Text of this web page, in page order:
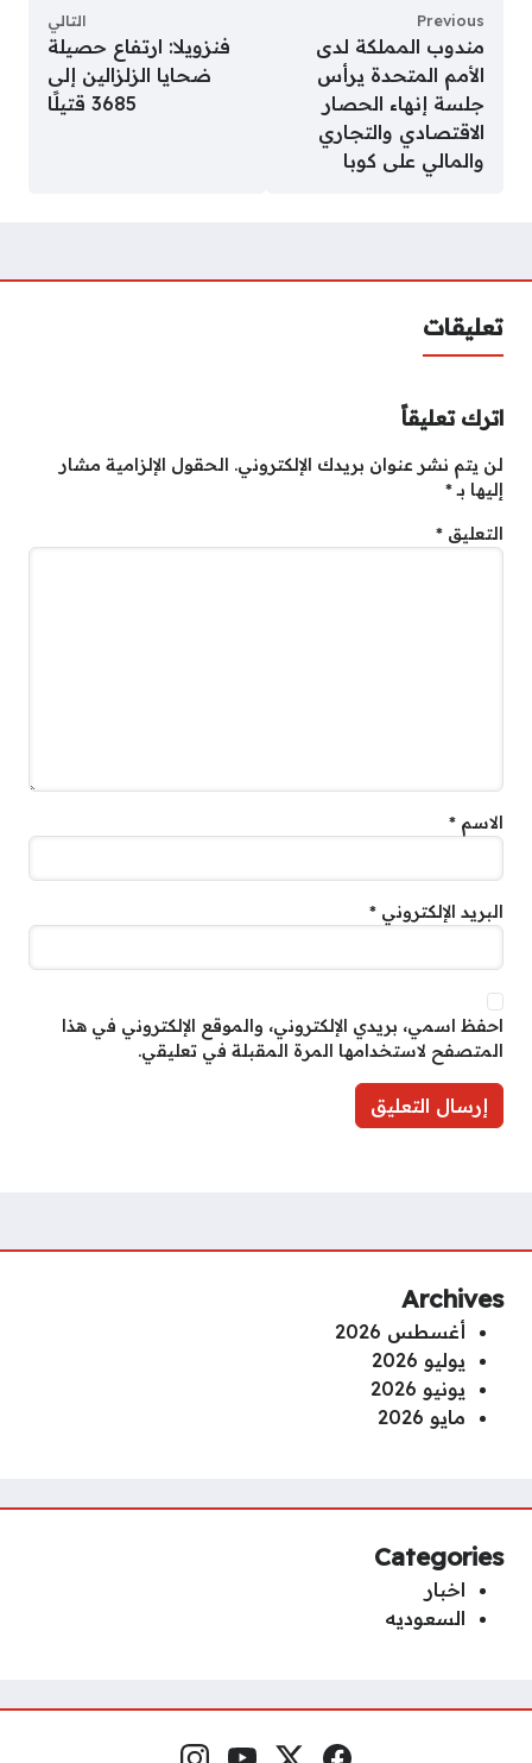
Previous
مندوب المملكة لدى
الأمم المتحدة يرأس
جلسة إنهاء الحصار
الاقتصادي والتجاري
والمالي على كوبا
التالي
فنزويلا: ارتفاع حصيلة
ضحايا الزلزالين إلى
3685 قتيلًا
تعليقات
اترك تعليقاً
لن يتم نشر عنوان بريدك الإلكتروني. الحقول الإلزامية مشار
إليها بـ*
التعليق *
الاسم *
البريد الإلكتروني *
احفظ اسمي، بريدي الإلكتروني، والموقع الإلكتروني في هذا
المتصفح لاستخدامها المرة المقبلة في تعليقي.
Archives
أغسطس 2026
يوليو 2026
يونيو 2026
مايو 2026
Categories
اخبار
السعوديه